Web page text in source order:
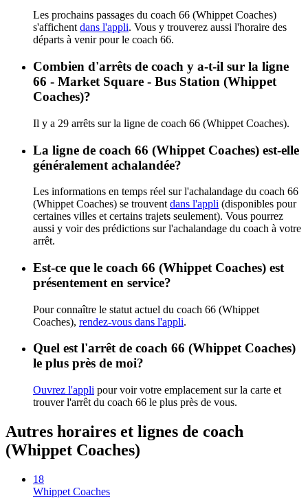
Les prochains passages du coach 66 (Whippet Coaches)
s'affichent dans l'appli. Vous y trouverez aussi l'horaire des
départs à venir pour le coach 66.
Combien d'arrêts de coach y a-t-il sur la ligne
66 - Market Square - Bus Station (Whippet
Coaches)?
Il y a 29 arrêts sur la ligne de coach 66 (Whippet Coaches).
La ligne de coach 66 (Whippet Coaches) est-elle
généralement achalandée?
Les informations en temps réel sur l'achalandage du coach 66
(Whippet Coaches) se trouvent dans l'appli (disponibles pour
certaines villes et certains trajets seulement). Vous pourrez
aussi y voir des prédictions sur l'achalandage du coach à votre
arrêt.
Est-ce que le coach 66 (Whippet Coaches) est
présentement en service?
Pour connaître le statut actuel du coach 66 (Whippet
Coaches), rendez-vous dans l'appli.
Quel est l'arrêt de coach 66 (Whippet Coaches)
le plus près de moi?
Ouvrez l'appli pour voir votre emplacement sur la carte et
trouver l'arrêt du coach 66 le plus près de vous.
Autres horaires et lignes de coach
(Whippet Coaches)
18
Whippet Coaches